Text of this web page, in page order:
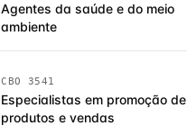
Agentes da saúde e do meio
ambiente
CBO 3541
Especialistas em promoção de
produtos e vendas